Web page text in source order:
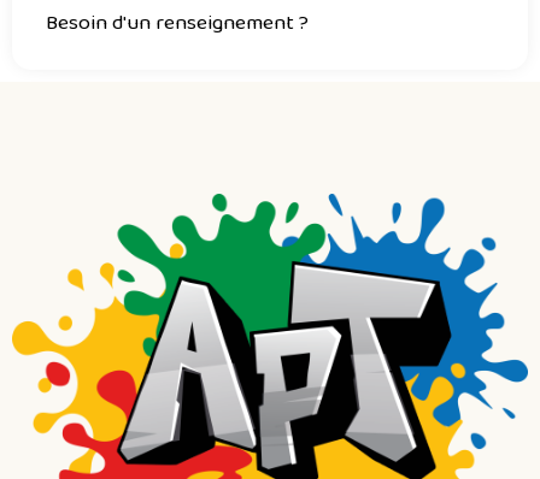
Besoin d'un renseignement ?